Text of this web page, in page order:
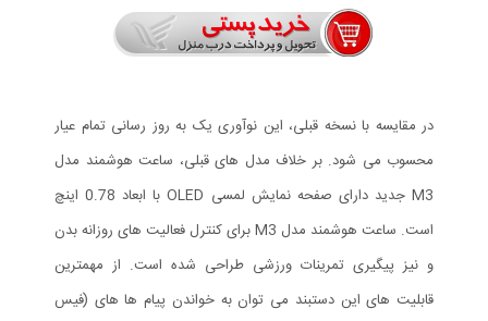
در مقایسه با نسخه قبلی، این نوآوری یک به روز رسانی تمام عیار
محسوب می شود. بر خلاف مدل های قبلی، ساعت هوشمند مدل
M3 جدید دارای صفحه نمایش لمسی OLED با ابعاد 0.78 اینچ
است. ساعت هوشمند مدل M3 برای کنترل فعالیت های روزانه بدن
و نیز پیگیری تمرینات ورزشی طراحی شده است. از مهمترین
قابلیت های این دستبند می توان به خواندن پیام ها های (فیس